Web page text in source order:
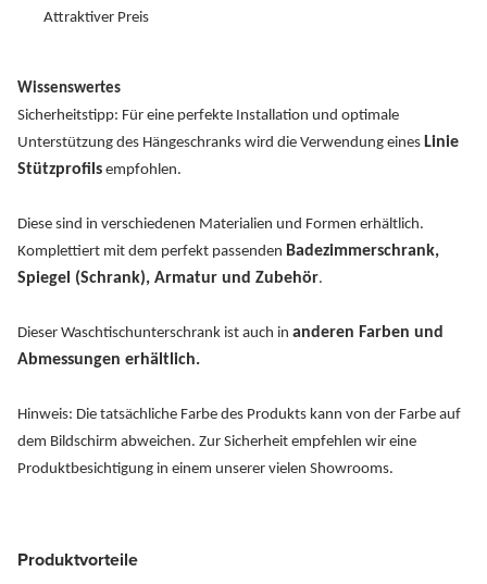
Attraktiver Preis
Wissenswertes
Sicherheitstipp: Für eine perfekte Installation und optimale
Unterstützung des Hängeschranks wird die Verwendung eines Linie
Stützprofils empfohlen.
Diese sind in verschiedenen Materialien und Formen erhältlich.
Komplettiert mit dem perfekt passenden Badezimmerschrank,
Spiegel (Schrank), Armatur und Zubehör.
Dieser Waschtischunterschrank ist auch in anderen Farben und
Abmessungen erhältlich.
Hinweis: Die tatsächliche Farbe des Produkts kann von der Farbe auf
dem Bildschirm abweichen. Zur Sicherheit empfehlen wir eine
Produktbesichtigung in einem unserer vielen Showrooms.
Produktvorteile